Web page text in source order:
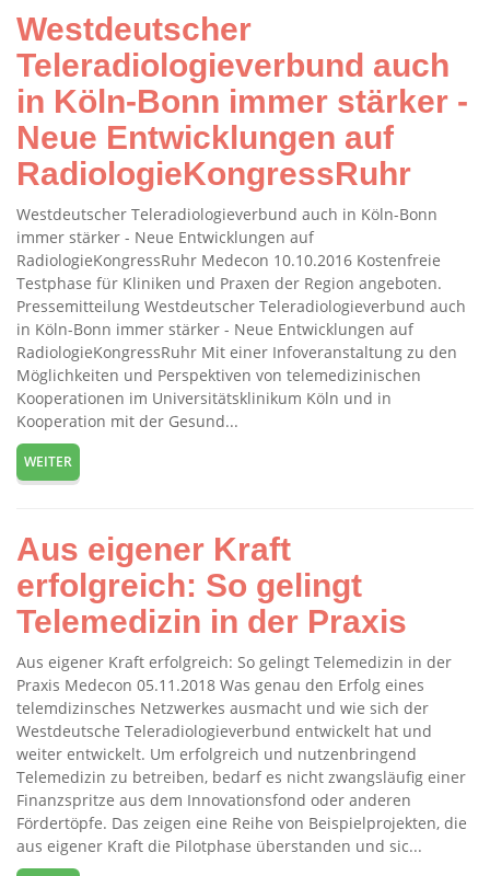
Westdeutscher
Teleradiologieverbund auch
in Köln-Bonn immer stärker -
Neue Entwicklungen auf
RadiologieKongressRuhr
Westdeutscher Teleradiologieverbund auch in Köln-Bonn
immer stärker - Neue Entwicklungen auf
RadiologieKongressRuhr Medecon 10.10.2016 Kostenfreie
Testphase für Kliniken und Praxen der Region angeboten.
Pressemitteilung Westdeutscher Teleradiologieverbund auch
in Köln-Bonn immer stärker - Neue Entwicklungen auf
RadiologieKongressRuhr Mit einer Infoveranstaltung zu den
Möglichkeiten und Perspektiven von telemedizinischen
Kooperationen im Universitätsklinikum Köln und in
Kooperation mit der Gesund...
WEITER
Aus eigener Kraft
erfolgreich: So gelingt
Telemedizin in der Praxis
Aus eigener Kraft erfolgreich: So gelingt Telemedizin in der
Praxis Medecon 05.11.2018 Was genau den Erfolg eines
telemdizinsches Netzwerkes ausmacht und wie sich der
Westdeutsche Teleradiologieverbund entwickelt hat und
weiter entwickelt. Um erfolgreich und nutzenbringend
Telemedizin zu betreiben, bedarf es nicht zwangsläufig einer
Finanzspritze aus dem Innovationsfond oder anderen
Fördertöpfe. Das zeigen eine Reihe von Beispielprojekten, die
aus eigener Kraft die Pilotphase überstanden und sic...